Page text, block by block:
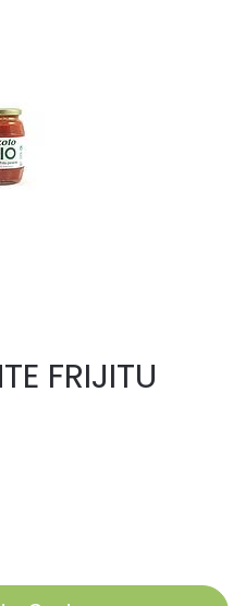
FRIJITU